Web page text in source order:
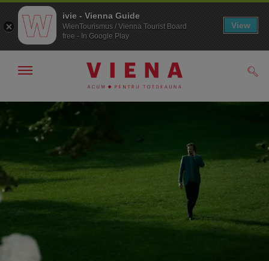
Către
navigare
Către
texte
Arată/ascunde
ivie - Vienna Guide
WienTourismus / Vienna Tourist Board
free - In Google Play
View